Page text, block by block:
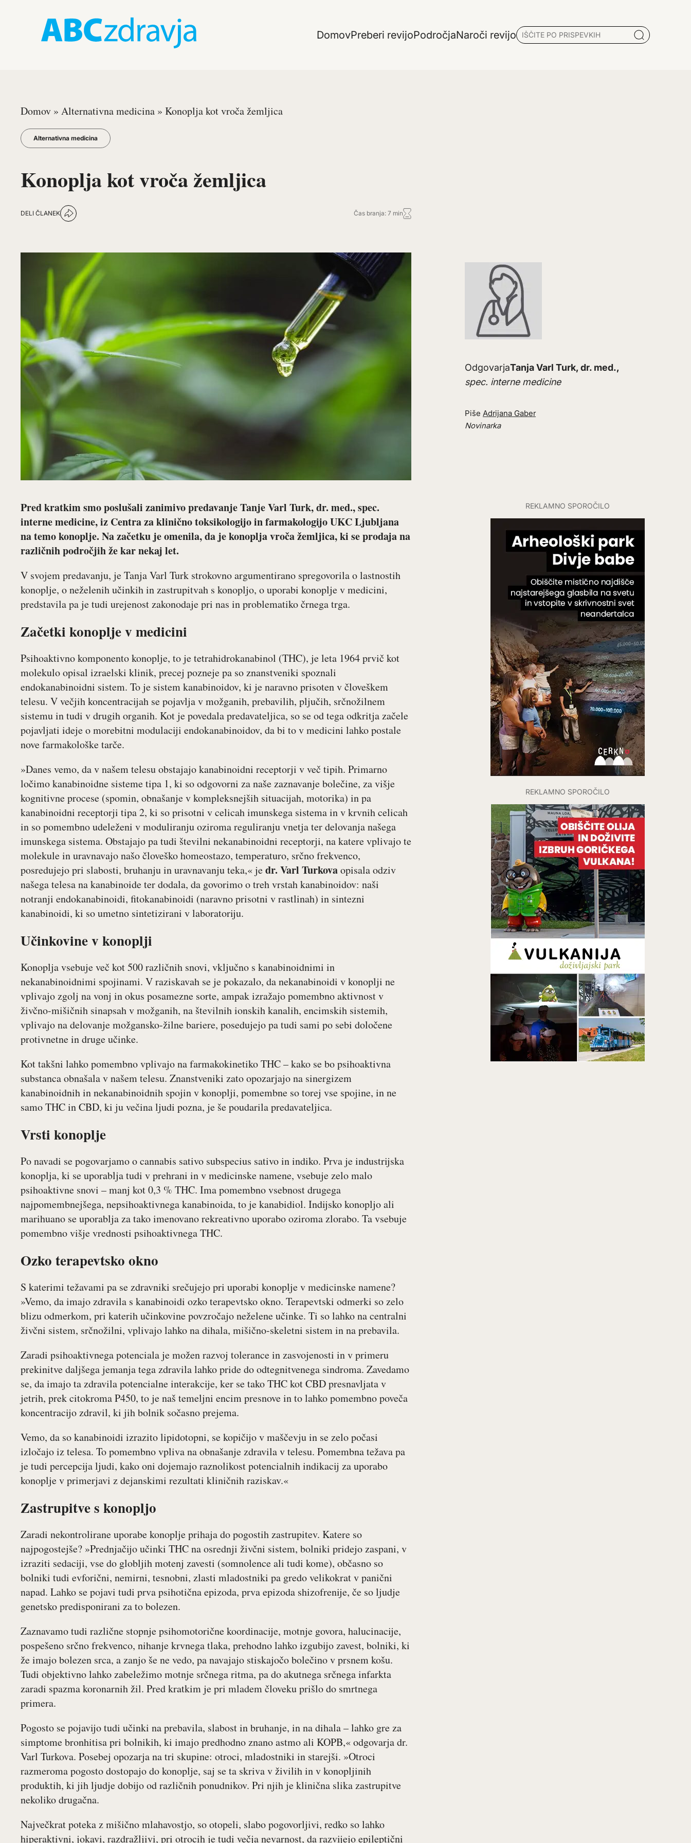
DomovPreberi revijoPodročjaNaroči revijo
Domov » Alternativna medicina » Konoplja kot vroča žemljica
Alternativna medicina
Konoplja kot vroča žemljica
DELI ČLANEK Čas branja: 7 min
Pred kratkim smo poslušali zanimivo predavanje Tanje Varl Turk, dr. med., spec.
interne medicine, iz Centra za klinično toksikologijo in farmakologijo UKC Ljubljana
na temo konoplje. Na začetku je omenila, da je konoplja vroča žemljica, ki se prodaja na
različnih področjih že kar nekaj let.
V svojem predavanju, je Tanja Varl Turk strokovno argumentirano spregovorila o lastnostih
konoplje, o neželenih učinkih in zastrupitvah s konopljo, o uporabi konoplje v medicini,
predstavila pa je tudi urejenost zakonodaje pri nas in problematiko črnega trga.
Začetki konoplje v medicini
Psihoaktivno komponento konoplje, to je tetrahidrokanabinol (THC), je leta 1964 prvič kot
molekulo opisal izraelski klinik, precej pozneje pa so znanstveniki spoznali
endokanabinoidni sistem. To je sistem kanabinoidov, ki je naravno prisoten v človeškem
telesu. V večjih koncentracijah se pojavlja v možganih, prebavilih, pljučih, srčnožilnem
sistemu in tudi v drugih organih. Kot je povedala predavateljica, so se od tega odkritja začele
pojavljati ideje o morebitni modulaciji endokanabinoidov, da bi to v medicini lahko postale
nove farmakološke tarče.
»Danes vemo, da v našem telesu obstajajo kanabinoidni receptorji v več tipih. Primarno
ločimo kanabinoidne sisteme tipa 1, ki so odgovorni za naše zaznavanje bolečine, za višje
kognitivne procese (spomin, obnašanje v kompleksnejših situacijah, motorika) in pa
kanabinoidni receptorji tipa 2, ki so prisotni v celicah imunskega sistema in v krvnih celicah
in so pomembno udeleženi v moduliranju oziroma reguliranju vnetja ter delovanja našega
imunskega sistema. Obstajajo pa tudi številni nekanabinoidni receptorji, na katere vplivajo te
molekule in uravnavajo našo človeško homeostazo, temperaturo, srčno frekvenco,
posredujejo pri slabosti, bruhanju in uravnavanju teka,« jedr. Varl Turkovaopisala odziv
našega telesa na kanabinoide ter dodala, da govorimo o treh vrstah kanabinoidov: naši
notranji endokanabinoidi, fitokanabinoidi (naravno prisotni v rastlinah) in sintezni
kanabinoidi, ki so umetno sintetizirani v laboratoriju.
Učinkovine v konoplji
Konoplja vsebuje več kot 500 različnih snovi, vključno s kanabinoidnimi in
nekanabinoidnimi spojinami. V raziskavah se je pokazalo, da nekanabinoidi v konoplji ne
vplivajo zgolj na vonj in okus posamezne sorte, ampak izražajo pomembno aktivnost v
živčno-mišičnih sinapsah v možganih, na številnih ionskih kanalih, encimskih sistemih,
vplivajo na delovanje možgansko-žilne bariere, posedujejo pa tudi sami po sebi določene
protivnetne in druge učinke.
Kot takšni lahko pomembno vplivajo na farmakokinetiko THC – kako se bo psihoaktivna
substanca obnašala v našem telesu. Znanstveniki zato opozarjajo na sinergizem
kanabinoidnih in nekanabinoidnih spojin v konoplji, pomembne so torej vse spojine, in ne
samo THC in CBD, ki ju večina ljudi pozna, je še poudarila predavateljica.
Vrsti konoplje
Po navadi se pogovarjamo o cannabis sativo subspecius sativo in indiko. Prva je industrijska
konoplja, ki se uporablja tudi v prehrani in v medicinske namene, vsebuje zelo malo
psihoaktivne snovi – manj kot 0,3 % THC. Ima pomembno vsebnost drugega
najpomembnejšega, nepsihoaktivnega kanabinoida, to je kanabidiol. Indijsko konopljo ali
marihuano se uporablja za tako imenovano rekreativno uporabo oziroma zlorabo. Ta vsebuje
pomembno višje vrednosti psihoaktivnega THC.
Ozko terapevtsko okno
S katerimi težavami pa se zdravniki srečujejo pri uporabi konoplje v medicinske namene?
»Vemo, da imajo zdravila s kanabinoidi ozko terapevtsko okno. Terapevtski odmerki so zelo
blizu odmerkom, pri katerih učinkovine povzročajo neželene učinke. Ti so lahko na centralni
živčni sistem, srčnožilni, vplivajo lahko na dihala, mišično-skeletni sistem in na prebavila.
Zaradi psihoaktivnega potenciala je možen razvoj tolerance in zasvojenosti in v primeru
prekinitve daljšega jemanja tega zdravila lahko pride do odtegnitvenega sindroma. Zavedamo
se, da imajo ta zdravila potencialne interakcije, ker se tako THC kot CBD presnavljata v
jetrih, prek citokroma P450, to je naš temeljni encim presnove in to lahko pomembno poveča
koncentracijo zdravil, ki jih bolnik sočasno prejema.
Vemo, da so kanabinoidi izrazito lipidotopni, se kopičijo v maščevju in se zelo počasi
izločajo iz telesa. To pomembno vpliva na obnašanje zdravila v telesu. Pomembna težava pa
je tudi percepcija ljudi, kako oni dojemajo raznolikost potencialnih indikacij za uporabo
konoplje v primerjavi z dejanskimi rezultati kliničnih raziskav.«
Zastrupitve s konopljo
Zaradi nekontrolirane uporabe konoplje prihaja do pogostih zastrupitev. Katere so
najpogostejše? »Prednjačijo učinki THC na osrednji živčni sistem, bolniki pridejo zaspani, v
izraziti sedaciji, vse do globljih motenj zavesti (somnolence ali tudi kome), občasno so
bolniki tudi evforični, nemirni, tesnobni, zlasti mladostniki pa gredo velikokrat v panični
napad. Lahko se pojavi tudi prva psihotična epizoda, prva epizoda shizofrenije, če so ljudje
genetsko predisponirani za to bolezen.
Zaznavamo tudi različne stopnje psihomotorične koordinacije, motnje govora, halucinacije,
pospešeno srčno frekvenco, nihanje krvnega tlaka, prehodno lahko izgubijo zavest, bolniki, ki
že imajo bolezen srca, a zanjo še ne vedo, pa navajajo stiskajočo bolečino v prsnem košu.
Tudi objektivno lahko zabeležimo motnje srčnega ritma, pa do akutnega srčnega infarkta
zaradi spazma koronarnih žil. Pred kratkim je pri mladem človeku prišlo do smrtnega
primera.
Pogosto se pojavijo tudi učinki na prebavila, slabost in bruhanje, in na dihala – lahko gre za
simptome bronhitisa pri bolnikih, ki imajo predhodno znano astmo ali KOPB,« odgovarja dr.
Varl Turkova. Posebej opozarja na tri skupine: otroci, mladostniki in starejši. »Otroci
razmeroma pogosto dostopajo do konoplje, saj se ta skriva v živilih in v konopljinih
produktih, ki jih ljudje dobijo od različnih ponudnikov. Pri njih je klinična slika zastrupitve
nekoliko drugačna.
Največkrat poteka z mišično mlahavostjo, so otopeli, slabo pogovorljivi, redko so lahko
hiperaktivni, jokavi, razdražljivi, pri otrocih je tudi večja nevarnost, da razvijejo epileptični
OdgovarjaTanja Varl Turk, dr. med.,
spec. interne medicine
Piše Adrijana Gaber
Novinarka
REKLAMNO SPOROČILO
REKLAMNO SPOROČILO